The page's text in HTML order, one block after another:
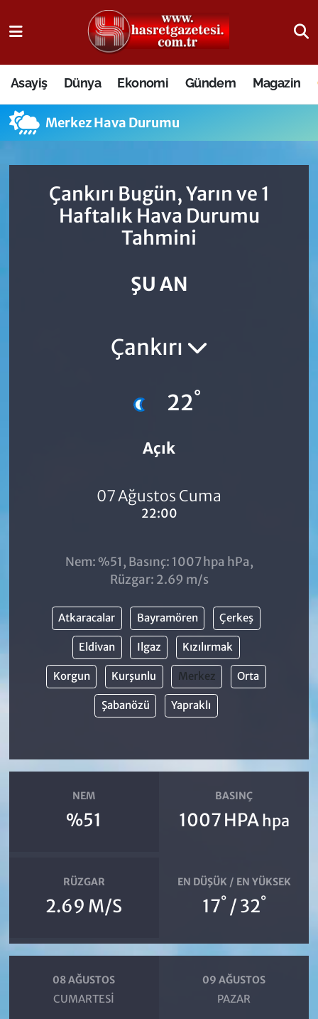
Asayiş Dünya Ekonomi Gündem Magazin
Merkez Hava Durumu
Çankırı Bugün, Yarın ve 1
Haftalık Hava Durumu
Tahmini
ŞU AN
Çankırı
22°
Açık
07 Ağustos Cuma
22:00
Nem: %51, Basınç: 1007 hpa hPa,
Rüzgar: 2.69 m/s
Atkaracalar Bayramören Çerkeş
Eldivan Ilgaz Kızılırmak
Korgun Kurşunlu Merkez Orta
Şabanözü Yapraklı
NEM
%51
BASINÇ
1007 HPA hpa
RÜZGAR
2.69 M/S
EN DÜŞÜK / EN YÜKSEK
17° / 32°
08 AĞUSTOS
CUMARTESI
09 AĞUSTOS
PAZAR
Osmaniye Nöbetçi Eczaneler
Osmaniye Hava Durumu
Osmaniye Trafik Yoğunluk Haritası
Süper Lig Puan Durumu ve Fikstür
Tüm Manşetler
Son Dakika Haberleri